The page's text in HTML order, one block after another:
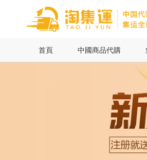
首頁 中國商品代購